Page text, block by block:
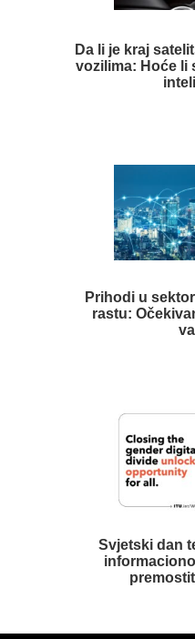
Da li je kraj
vozilima: Hoće li
Prihodi u
rastu:
Svjetski dan